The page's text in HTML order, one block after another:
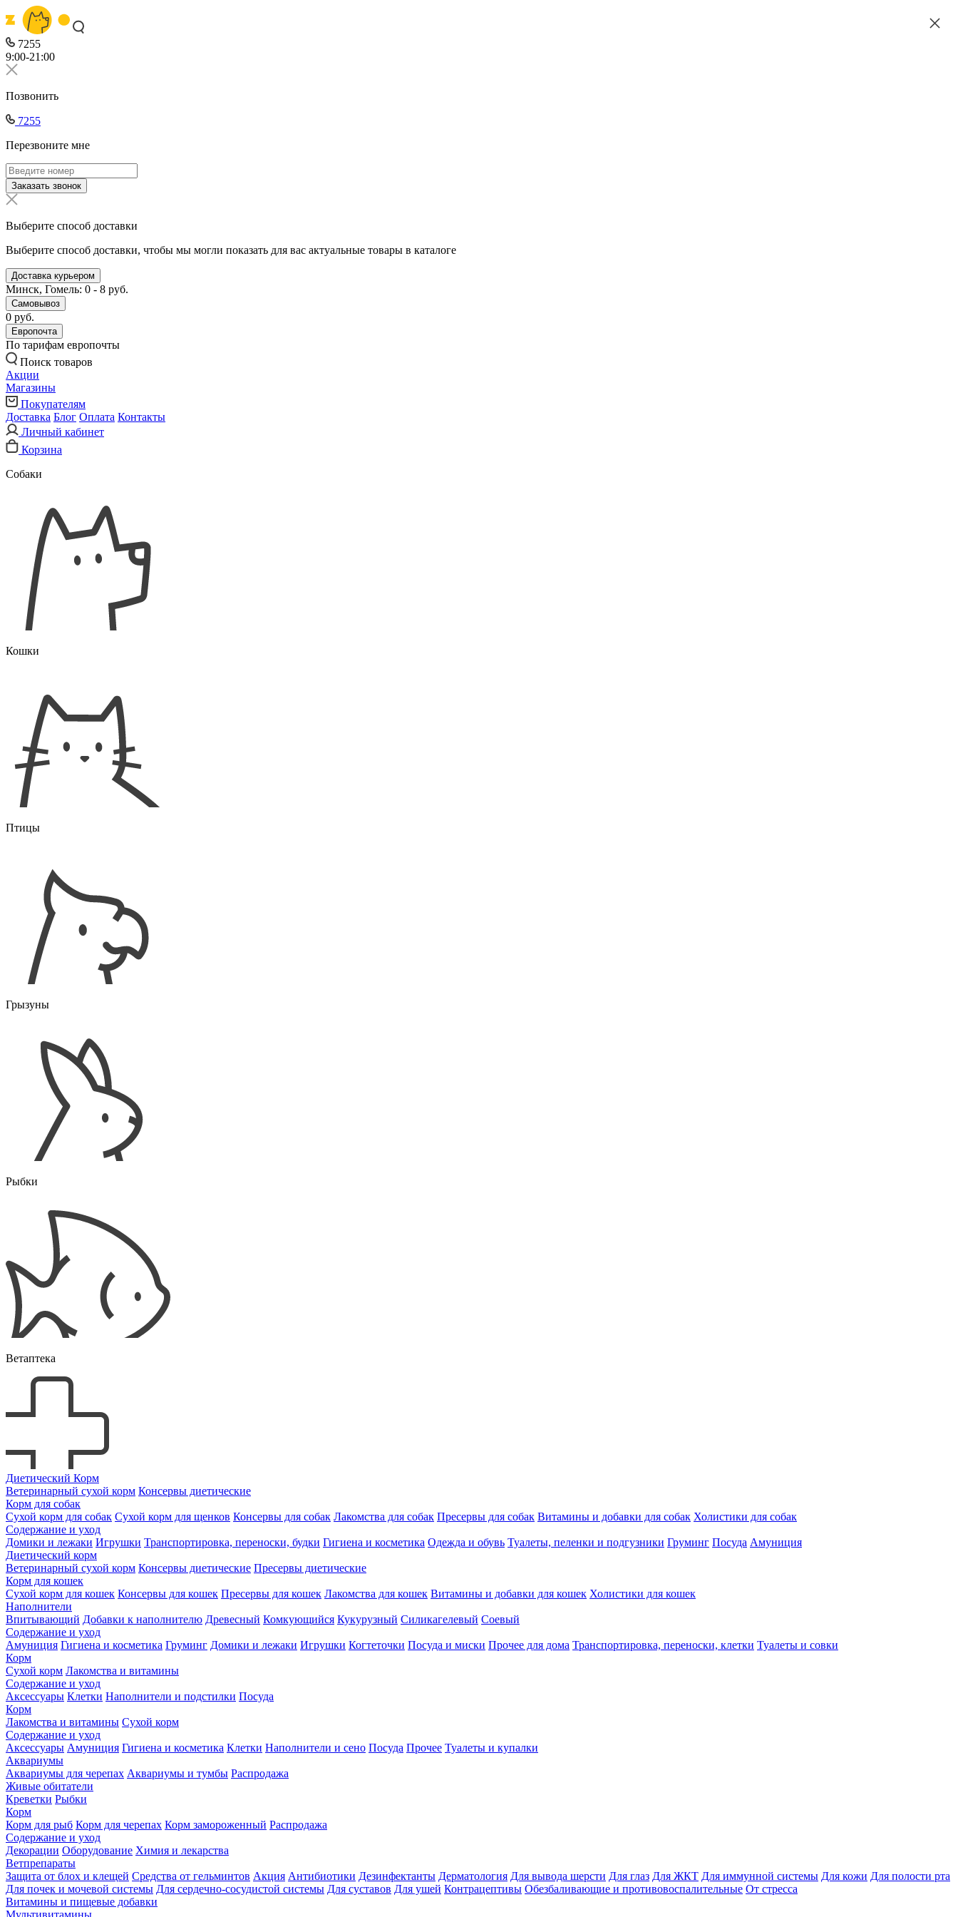
7255
9:00-21:00
Позвонить
7255
Перезвоните мне
Заказать звонок
Выберите способ доставки
Выберите способ доставки, чтобы мы могли показать для вас актуальные товары в каталоге
Доставка курьером
Минск, Гомель: 0 - 8 руб.
Самовывоз
0 руб.
Европочта
По тарифам европочты
Поиск товаров
Акции
Магазины
Покупателям
Доставка Блог Оплата Контакты
Личный кабинет
Корзина
Собаки
Кошки
Птицы
Грызуны
Рыбки
Ветаптека
Диетический Корм
Ветеринарный сухой корм Консервы диетические
Корм для собак
Сухой корм для собак Сухой корм для щенков Консервы для собак Лакомства для собак Пресервы для собак Витамины и добавки для собак Холистики для собак
Содержание и уход
Домики и лежаки Игрушки Транспортировка, переноски, будки Гигиена и косметика Одежда и обувь Туалеты, пеленки и подгузники Груминг Посуда Амуниция
Диетический корм
Ветеринарный сухой корм Консервы диетические Пресервы диетические
Корм для кошек
Сухой корм для кошек Консервы для кошек Пресервы для кошек Лакомства для кошек Витамины и добавки для кошек Холистики для кошек
Наполнители
Впитывающий Добавки к наполнителю Древесный Комкующийся Кукурузный Силикагелевый Соевый
Содержание и уход
Амуниция Гигиена и косметика Груминг Домики и лежаки Игрушки Когтеточки Посуда и миски Прочее для дома Транспортировка, переноски, клетки Туалеты и совки
Корм
Сухой корм Лакомства и витамины
Содержание и уход
Аксессуары Клетки Наполнители и подстилки Посуда
Корм
Лакомства и витамины Сухой корм
Содержание и уход
Аксессуары Амуниция Гигиена и косметика Клетки Наполнители и сено Посуда Прочее Туалеты и купалки
Аквариумы
Аквариумы для черепах Аквариумы и тумбы Распродажа
Живые обитатели
Креветки Рыбки
Корм
Корм для рыб Корм для черепах Корм замороженный Распродажа
Содержание и уход
Декорации Оборудование Химия и лекарства
Ветпрепараты
Защита от блох и клещей Средства от гельминтов Акция Антибиотики Дезинфектанты Дерматология Для вывода шерсти Для глаз Для ЖКТ Для иммунной системы Для кожи Для полости рта
Для почек и мочевой системы Для сердечно-сосудистой системы Для суставов Для ушей Контрацептивы Обезбаливающие и противовоспалительные От стресса
Витамины и пищевые добавки
Мультивитамины